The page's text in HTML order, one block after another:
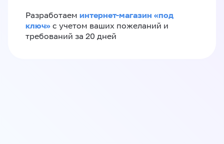
Разработаем интернет-магазин «‎под
ключ»‎ с учетом ваших пожеланий и
требований за 20 дней